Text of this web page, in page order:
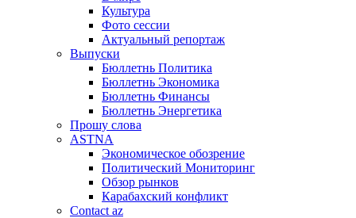
Культура
Фото сессии
Актуальный репортаж
Выпуски
Бюллетнь Политика
Бюллетнь Экономика
Бюллетнь Финансы
Бюллетнь Энергетика
Прошу слова
ASTNA
Экономическое обозрение
Политический Мониторинг
Обзор рынков
Карабахский конфликт
Contact az